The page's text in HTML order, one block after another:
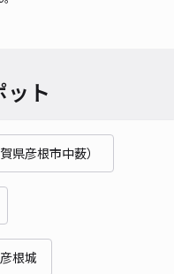
ト
県彦根市中薮）
彦根城